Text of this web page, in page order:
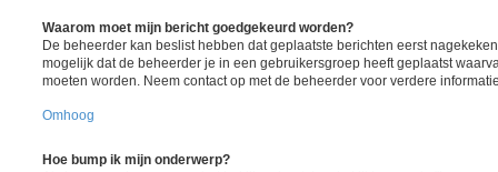
Waarom moet mijn bericht goedgekeurd worden?
De beheerder kan beslist hebben dat geplaatste berichten eerst
mogelijk dat de beheerder je in een gebruikersgroep heeft geplaatst
moeten worden. Neem contact op met de beheerder voor verdere
Omhoog
Hoe bump ik mijn onderwerp?